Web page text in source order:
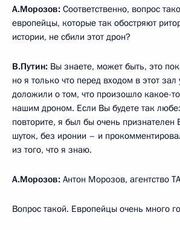
А.Морозов: Соответственно, вопрос
европейцы, которые так обостряют
истории, не сбили этот дрон?
В.Путин: Вы знаете, может быть, это
но я только что перед входом в этот
доложили о том, что произошло какое-
нашим дроном. Если Вы будете так
повторите, я был бы очень
шуток, без иронии – и
из того, что я знаю.
А.Морозов: Антон Морозов, агентство
Вопрос такой. Европейцы очень много